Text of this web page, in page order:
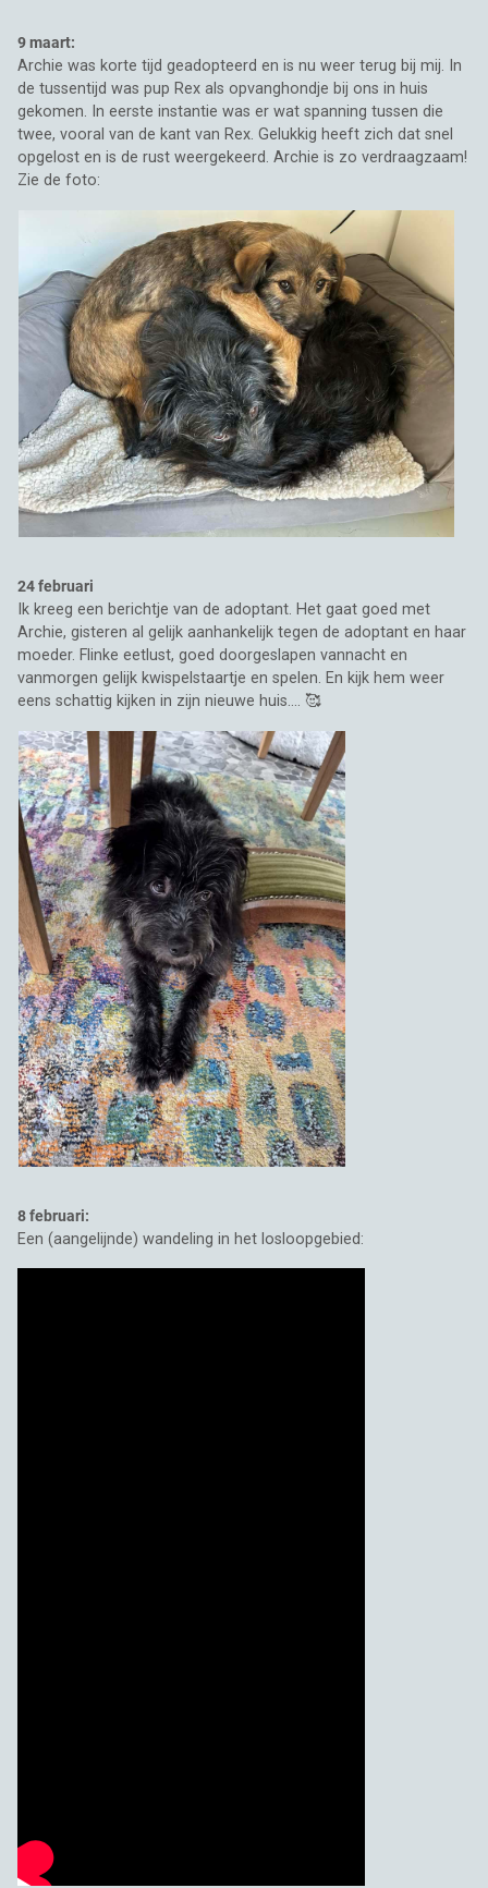
9 maart:
Archie was korte tijd geadopteerd en is nu weer terug bij mij. In
de tussentijd was pup Rex als opvanghondje bij ons in huis
gekomen. In eerste instantie was er wat spanning tussen die
twee, vooral van de kant van Rex. Gelukkig heeft zich dat snel
opgelost en is de rust weergekeerd. Archie is zo verdraagzaam!
Zie de foto:
24 februari
Ik kreeg een berichtje van de adoptant. Het gaat goed met
Archie, gisteren al gelijk aanhankelijk tegen de adoptant en haar
moeder. Flinke eetlust, goed doorgeslapen vannacht en
vanmorgen gelijk kwispelstaartje en spelen. En kijk hem weer
eens schattig kijken in zijn nieuwe huis.... 🥰
8 februari:
Een (aangelijnde) wandeling in het losloopgebied: